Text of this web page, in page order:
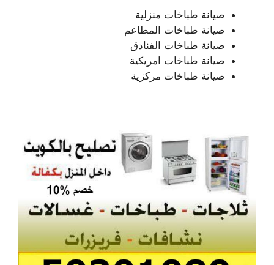
صيانة طباخات منزلية
صيانة طباخات المطاعم
صيانة طباخات الفنادق
صيانة طباخات امريكية
صيانة طباخات مركزية